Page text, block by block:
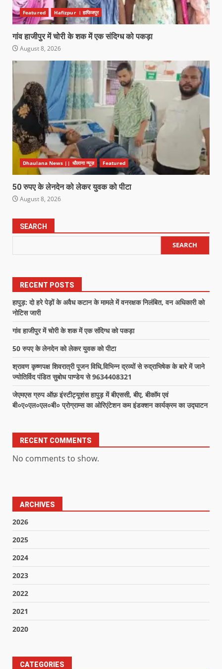
Featured Hafizpur । हाफिजपुर
गांव हाजीपुर में चोरी के शक में एक संदिग्ध को पकड़ा
August 8, 2026
Dhaulana News || धौलाना न्यूज़ Featured
50 रुपए के लेनदेन को लेकर युवक को पीटा
August 8, 2026
SEARCH
SEARCH
RECENT POSTS
हापुड़: दो हरे पेड़ों के अवैध कटान के मामले में वनरक्षक निलंबित, वन अधिकारी को
नोटिस जारी
गांव हाजीपुर में चोरी के शक में एक संदिग्ध को पकड़ा
50 रुपए के लेनदेन को लेकर युवक को पीटा
श्रावण कृष्णपक्ष शिवरात्री पूजन विधि,विभिन्न द्रव्यों से रुद्राभिषेक के बारे में जाने
ज्योतिर्विद पंडित सुबोध पाण्डेय से 9634408321
जेएमएस ग्रुप ऑफ़ इंस्टीट्यूशंस हापुड़ में बीएससी, बीए, बीकॉम एवं
बी०ए०एल०एल०बी० प्रोग्राम्स का ओरिएंटेशन कम इंडक्शन कार्यक्रम का उद्घाटन
RECENT COMMENTS
No comments to show.
ARCHIVES
2026
2025
2024
2023
2022
2021
2020
CATEGORIES